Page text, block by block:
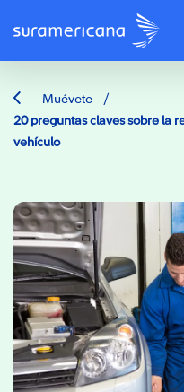
Muévete /
20 preguntas claves sobre la
vehículo